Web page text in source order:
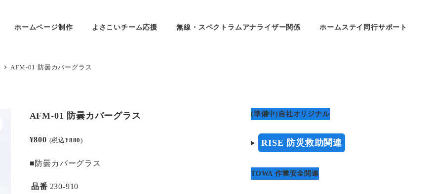
ホームページ制作 よさこいチーム応援 無線・スペクトラムアナライザー関係 ホームステイ同行サポート
AFM-01 防曇カバーグラス
AFM-01 防曇カバーグラス
¥800 (税込¥880)
■防曇カバーグラス
品番 230-910
(準備中)自社オリジナル
RISE 防災救助関連
TOWA 作業安全関連